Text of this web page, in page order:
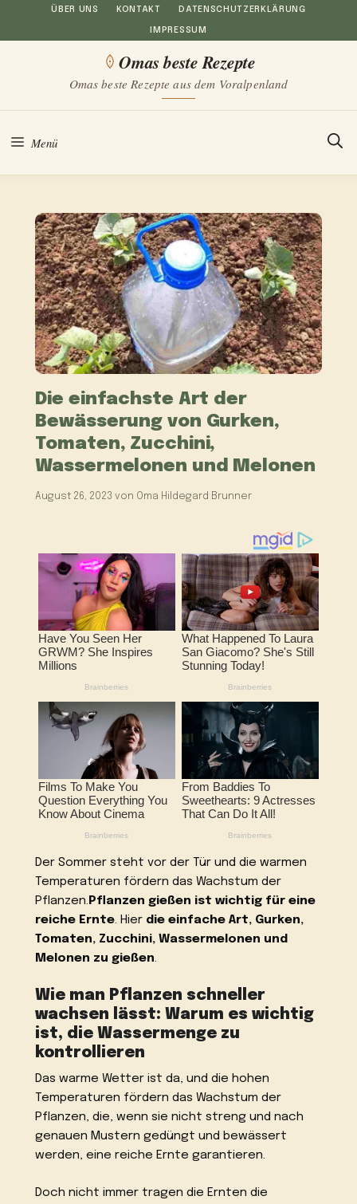
Inhalt
ÜBER UNS KONTAKT DATENSCHUTZERKLÄRUNG
IMPRESSUM
Omas beste Rezepte
Omas beste Rezepte aus dem Voralpenland
Menü
Die einfachste Art der
Bewässerung von Gurken,
Tomaten, Zucchini,
Wassermelonen und Melonen
August 26, 2023 von Oma Hildegard Brunner
Der Sommer steht vor der Tür und die warmen
Temperaturen fördern das Wachstum der
Pflanzen.Pflanzen gießen ist wichtig für eine
reiche Ernte. Hier die einfache Art, Gurken,
Tomaten, Zucchini, Wassermelonen und
Melonen zu gießen.
Wie man Pflanzen schneller
wachsen lässt: Warum es wichtig
ist, die Wassermenge zu
kontrollieren
Das warme Wetter ist da, und die hohen
Temperaturen fördern das Wachstum der
Pflanzen, die, wenn sie nicht streng und nach
genauen Mustern gedüngt und bewässert
werden, eine reiche Ernte garantieren.
Doch nicht immer tragen die Ernten die